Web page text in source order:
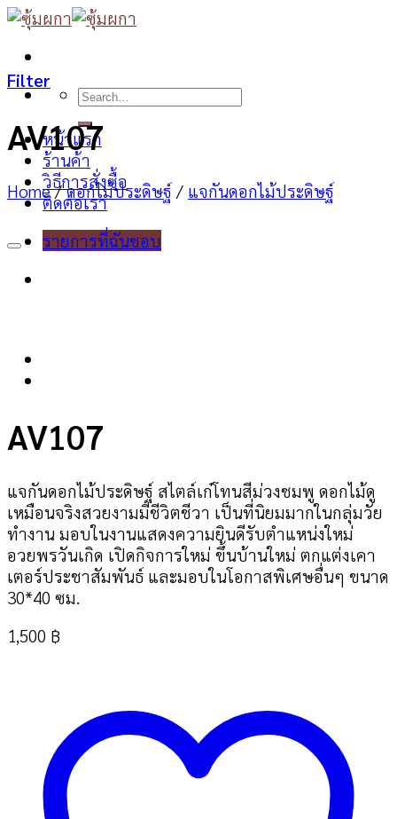
Skip
content
Search
หน้าแรก
ร้านค้า
วิธีการสั่งซื้อ
ติดต่อเรา
รายการที่ฉันชอบ
Filter
AV107
Home / ดอกไม้ประดิษฐ์ / แจกันดอกไม้ประดิษฐ์
AV107
แจกันดอกไม้ประดิษฐ์ สไตล์เก๋โทนสีม่วงชมพู ดอกไม้ดู
เหมือนจริงสวยงามมีชีวิตชีวา เป็นที่นิยมมากในกลุ่มวัย
ทำงาน มอบในงานแสดงความยินดีรับตำแหน่งใหม่
อวยพรวันเกิด เปิดกิจการใหม่ ขึ้นบ้านใหม่ ตกแต่งเคา
เตอร์ประชาสัมพันธ์ และมอบในโอกาสพิเศษอื่นๆ ขนาด
30*40 ซม.
1,500 ฿